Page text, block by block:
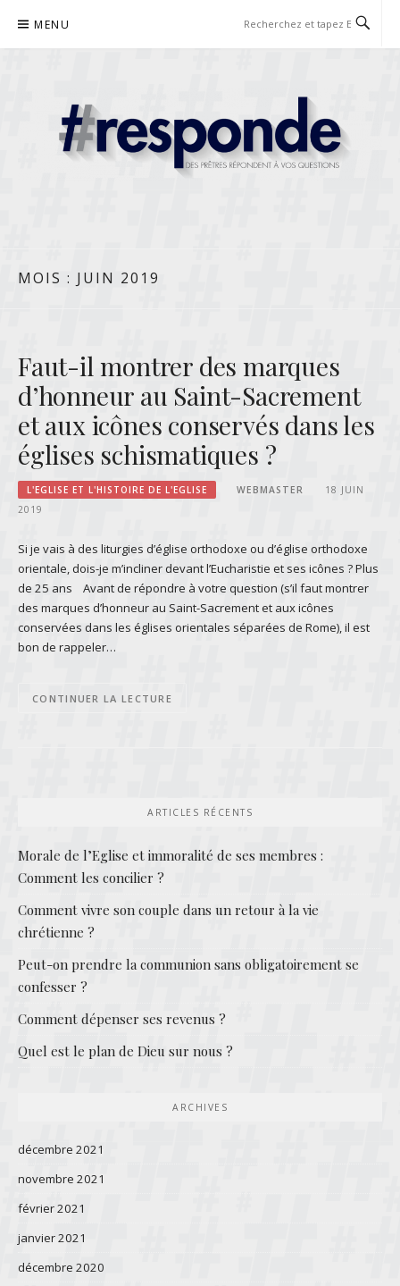
contenu
MENU
MOIS : JUIN 2019
Faut-il montrer des marques
d’honneur au Saint-Sacrement
et aux icônes conservés dans les
églises schismatiques ?
L'EGLISE ET L'HISTOIRE DE L'EGLISE WEBMASTER
18 JUIN
2019
Si je vais à des liturgies d’église orthodoxe ou d’église orthodoxe
orientale, dois-je m’incliner devant l’Eucharistie et ses icônes ? Plus
de 25 ans Avant de répondre à votre question (s’il faut montrer
des marques d’honneur au Saint-Sacrement et aux icônes
conservées dans les églises orientales séparées de Rome), il est
bon de rappeler…
CONTINUER LA LECTURE
ARTICLES RÉCENTS
Morale de l’Eglise et immoralité de ses membres :
Comment les concilier ?
Comment vivre son couple dans un retour à la vie
chrétienne ?
Peut-on prendre la communion sans obligatoirement se
confesser ?
Comment dépenser ses revenus ?
Quel est le plan de Dieu sur nous ?
ARCHIVES
décembre 2021
novembre 2021
février 2021
janvier 2021
décembre 2020